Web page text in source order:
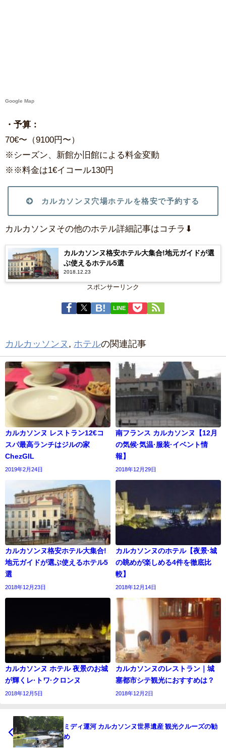
Google Map
・予算：
70€〜（9100円〜）
※シーズン、新館か旧館による料金変動
※※料金は1€イコール130円
カルカソンヌ穴場ホテルを格安で予約する
カルカソンヌその他のホテル詳細記事はコチラ⬇
カルカソンヌ格安ホテル大集合!地元ガイドが選
ぶ使えるホテル5選
2018.12.23
スポンサーリンク
LINE
カルカッソンヌ , ホテルの関連記事
カルカソンヌ レストラン12€コ
スパ最高ランチはジルの家
ChezGIL
2019年2月24日
南フランス カルカソンヌ【12月
の気候·気温·服装·イベント情
報】
2018年12月29日
カルカソンヌ格安ホテル大集合!
地元ガイドが選ぶ使えるホテル5
選
2018年12月23日
カルカソンヌのホテル【夜景·城
の眺めが楽しめる4件を徹底比
較】
2018年12月14日
カルカソンヌ ホテル 夜景のお城
が輝くレ·トワ·クロンヌ
2018年12月5日
カルカソンヌのレストラン｜城
塞都市シテ観光におすすめは？
2018年12月2日
ミディ運河 カルカソンヌ世界遺産 観光クルーズの勧
め